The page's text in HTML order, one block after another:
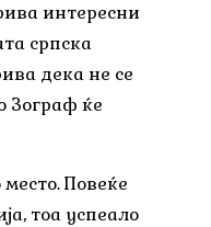
интересни
српска
дека не се
Зограф ќе
Повеќе
тоа успеало